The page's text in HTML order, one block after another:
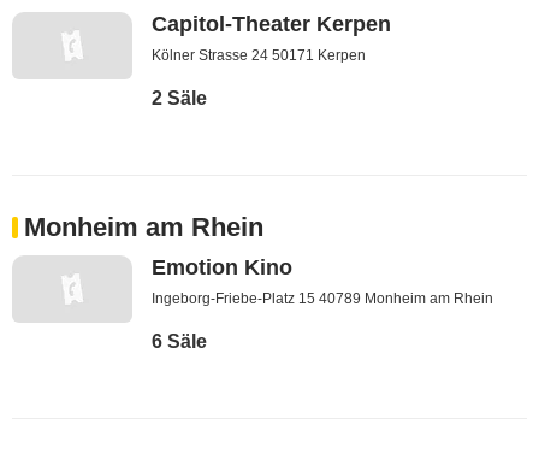
Capitol-Theater Kerpen
Kölner Strasse 24 50171 Kerpen
2 Säle
Monheim am Rhein
Emotion Kino
Ingeborg-Friebe-Platz 15 40789 Monheim am Rhein
6 Säle